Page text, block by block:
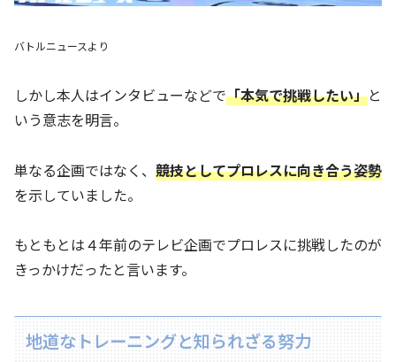
バトルニュースより
しかし本人はインタビューなどで「本気で挑戦したい」と
いう意志を明言。
単なる企画ではなく、 競技としてプロレスに向き合う姿勢
を示していました。
もともとは４年前のテレビ企画でプロレスに挑戦したのが
きっかけだったと言います。
地道なトレーニングと知られざる努力